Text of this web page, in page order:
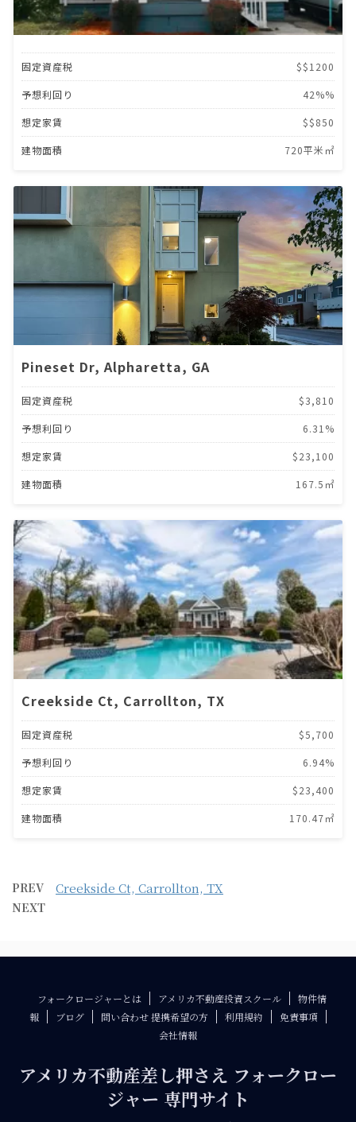
固定資産税 $$1200
予想利回り 42%%
想定家賃 $$850
建物面積 720平米㎡
Pineset Dr, Alpharetta, GA
固定資産税 $3,810
予想利回り 6.31%
想定家賃 $23,100
建物面積 167.5㎡
Creekside Ct, Carrollton, TX
固定資産税 $5,700
予想利回り 6.94%
想定家賃 $23,400
建物面積 170.47㎡
PREV Creekside Ct, Carrollton, TX
NEXT
フォークロージャーとは アメリカ不動産投資スクール
物件情
報
ブログ 問い合わせ 提携希望の方 利用規約
免責事項
会社情報
アメリカ不動産差し押さえ フォークロー
ジャー 専門サイト